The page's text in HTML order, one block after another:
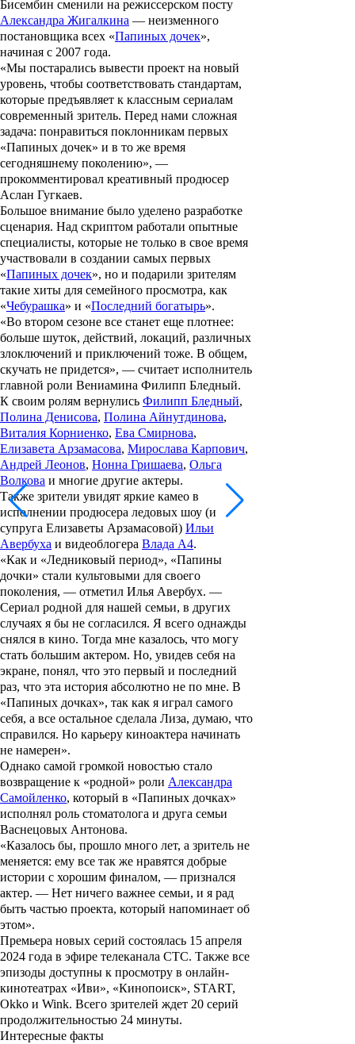
Бисембин сменили на режиссерском посту
Александра Жигалкина — неизменного
постановщика всех «Папиных дочек»,
начиная с 2007 года.
«Мы постарались вывести проект на новый
уровень, чтобы соответствовать стандартам,
которые предъявляет к классным сериалам
современный зритель. Перед нами сложная
задача: понравиться поклонникам первых
«Папиных дочек» и в то же время
сегодняшнему поколению», —
прокомментировал креативный продюсер
Аслан Гугкаев.
Большое внимание было уделено разработке
сценария. Над скриптом работали опытные
специалисты, которые не только в свое время
участвовали в создании самых первых
«Папиных дочек», но и подарили зрителям
такие хиты для семейного просмотра, как
«Чебурашка» и «Последний богатырь».
«Во втором сезоне все станет еще плотнее:
больше шуток, действий, локаций, различных
злоключений и приключений тоже. В общем,
скучать не придется», — считает исполнитель
главной роли Вениамина Филипп Бледный.
К своим ролям вернулись Филипп Бледный,
Полина Денисова, Полина Айнутдинова,
Виталия Корниенко, Ева Смирнова,
Елизавета Арзамасова, Мирослава Карпович,
Андрей Леонов, Нонна Гришаева, Ольга
Волкова и многие другие актеры.
Также зрители увидят яркие камео в
исполнении продюсера ледовых шоу (и
супруга Елизаветы Арзамасовой) Ильи
Авербуха и видеоблогера Влада А4.
«Как и «Ледниковый период», «Папины
дочки» стали культовыми для своего
поколения, — отметил Илья Авербух. —
Сериал родной для нашей семьи, в других
случаях я бы не согласился. Я всего однажды
снялся в кино. Тогда мне казалось, что могу
стать большим актером. Но, увидев себя на
экране, понял, что это первый и последний
раз, что эта история абсолютно не по мне. В
«Папиных дочках», так как я играл самого
себя, а все остальное сделала Лиза, думаю, что
справился. Но карьеру киноактера начинать
не намерен».
Однако самой громкой новостью стало
возвращение к «родной» роли Александра
Самойленко, который в «Папиных дочках»
исполнял роль стоматолога и друга семьи
Васнецовых Антонова.
«Казалось бы, прошло много лет, а зритель не
меняется: ему все так же нравятся добрые
истории с хорошим финалом, — признался
актер. — Нет ничего важнее семьи, и я рад
быть частью проекта, который напоминает об
этом».
Премьера новых серий состоялась 15 апреля
2024 года в эфире телеканала СТС. Также все
эпизоды доступны к просмотру в онлайн-
кинотеатрах «Иви», «Кинопоиск», START,
Okko и Wink. Всего зрителей ждет 20 серий
продолжительностью 24 минуты.
Интересные факты